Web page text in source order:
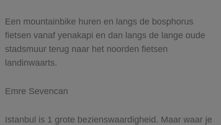
Een mountainbike huren en langs de bosphorus
fietsen vanaf yenakapi en dan langs de lange oude
stadsmuur terug naar het noorden fietsen
landinwaarts.
Emre Sevencan
Istanbul is 1 grote bezienswaardigheid. Maar waar je